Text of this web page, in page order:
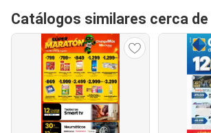
Catálogos similares cerca